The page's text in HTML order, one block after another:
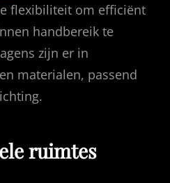
flexibiliteit om efficiënt
handbereik te
zijn er in
materialen, passend
ruimtes